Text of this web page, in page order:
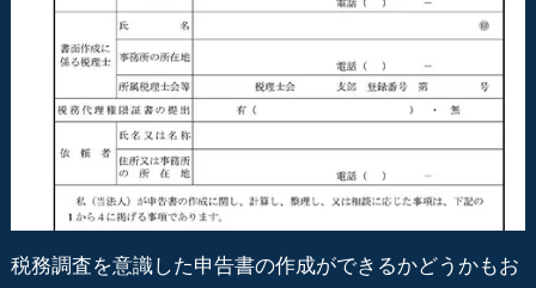
税務調査を意識した申告書の作成ができるかどうかもお